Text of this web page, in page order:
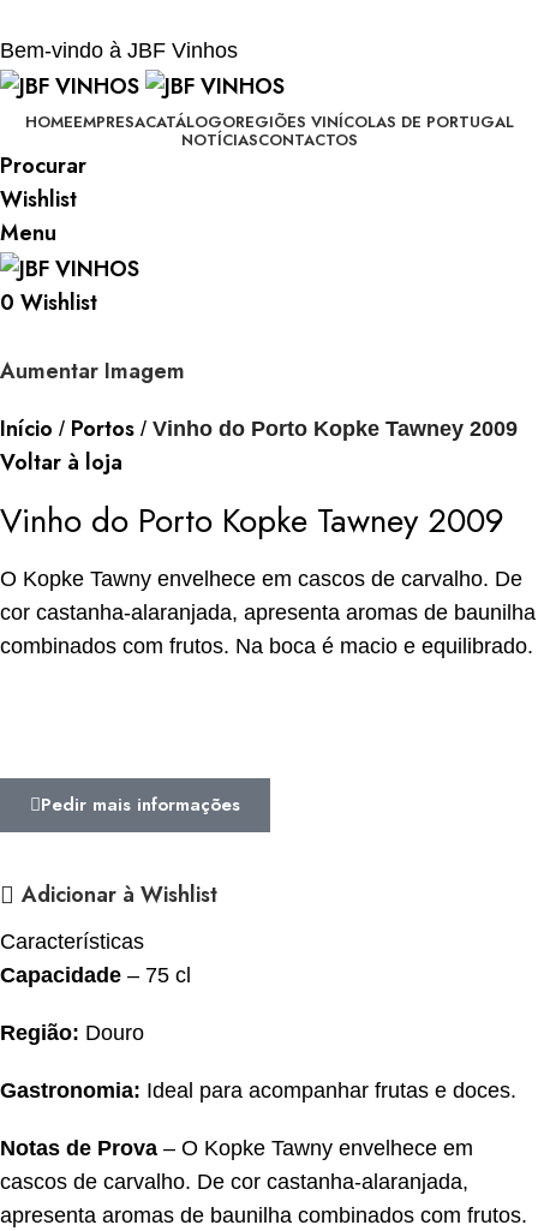
Bem-vindo à JBF Vinhos
HOMEEMPRESACATÁLOGOREGIÕES VINÍCOLAS DE PORTUGAL
NOTÍCIASCONTACTOS
Procurar
Wishlist
Menu
0 Wishlist
Aumentar Imagem
Início
Portos Vinho do Porto Kopke Tawney 2009
Voltar à loja
Vinho do Porto Kopke Tawney 2009
O Kopke Tawny envelhece em cascos de carvalho. De
cor castanha-alaranjada, apresenta aromas de baunilha
combinados com frutos. Na boca é macio e equilibrado.
Pedir mais informações
Adicionar à Wishlist
Características
Capacidade – 75 cl
Região: Douro
Gastronomia: Ideal para acompanhar frutas e doces.
Notas de Prova – O Kopke Tawny envelhece em
cascos de carvalho. De cor castanha-alaranjada,
apresenta aromas de baunilha combinados com frutos.